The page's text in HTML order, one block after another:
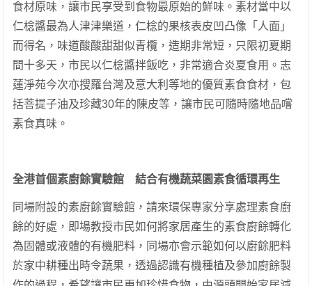
食材原味，讓市民享受到食物最原始的鮮味。素材當中以
仁棯醬最為人津津樂道，仁棯的果核表皮凹凸像「人面」
而得名，味道酸酸甜甜似青欖，造期非常短，只限初夏期
間十多天，市民以仁棯醬拌飯吃，非常適合炎夏食用。志
蓮淨苑今次亦搜羅台灣及意大利等地的優質素食食材，包
括菩提子油及珍藏30年的陳皮等，讓市民可隨時隨地品嚐
素食真味。
全港首個素廚餘實驗館 結合有機蔬菜園素食循環再生
同場附設的素廚餘實驗館，請來環保專家分享處理素食廚
餘的好處，即場教授市民如何將家居產生的素食廚餘轉化
為固體或液體的有機肥料，同場亦會示範如何以廚餘肥料
於家中耕種出時令蔬果，透過認識有機種植及參加廚餘製